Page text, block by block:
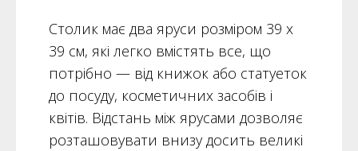
Столик має два яруси розміром 39 х
39 см, які легко вмістять все, що
потрібно — від книжок або статуеток
до посуду, косметичних засобів і
квітів. Відстань між ярусами дозволяє
розташовувати внизу досить великі